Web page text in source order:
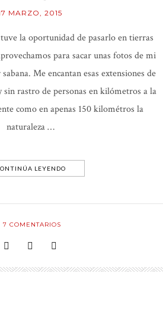
MARZO, 2015
la oportunidad de pasarlo en tierras
para sacar unas fotos de mi
Me encantan esas extensiones de
sin rastro de personas en kilómetros a la
como en apenas 150 kilométros la
naturaleza …
LEYENDO
7 COMENTARIOS